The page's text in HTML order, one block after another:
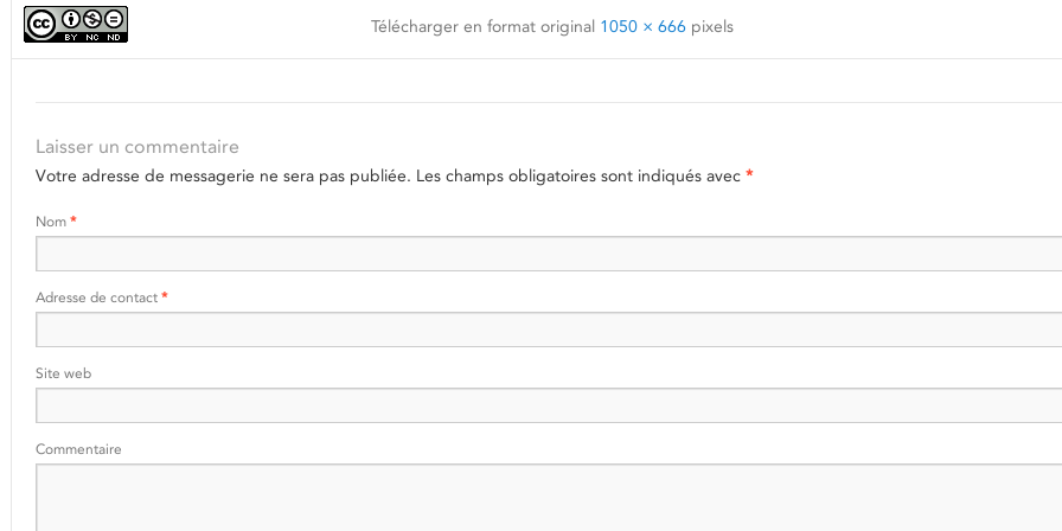
Télécharger en format original 1050 × 666pixels
Laisser un commentaire
Votre adresse de messagerie ne sera pas publiée. Les champs obligatoires sont indiqués avec *
Nom *
Adresse de contact *
Site web
Commentaire